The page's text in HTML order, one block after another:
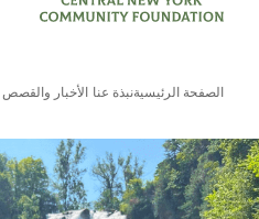
الصفحة الرئيسيةنبذة عنا الأخبار والقصص